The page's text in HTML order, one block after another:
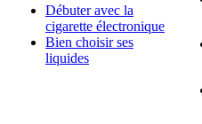
Débuter avec la
cigarette électronique
Bien choisir ses
liquides